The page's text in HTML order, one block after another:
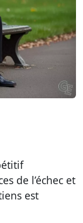
de l’échec et
est